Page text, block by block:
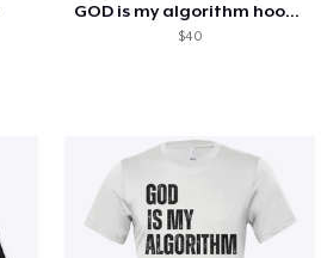
GOD is my algorithm hoodie
$40